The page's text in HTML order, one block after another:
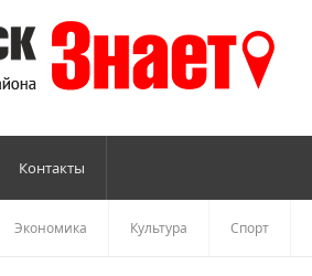
Контакты
Экономика Культура Спорт